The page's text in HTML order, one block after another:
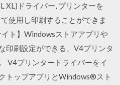
XL)ドライバー, プリンターを
使用し印刷することができま
ト】Windowsストアアプリや
印刷設定ができる、V4プリンタ
V4プリンタードライバーをイ
トップアプリとWindows®スト